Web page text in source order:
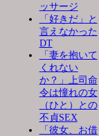
ッサージ
「好きだ」と
言えなかった
DT
「妻を抱いて
くれない
か？」上司命
令は憧れの女
（ひと）との
不貞SEX
「彼女、お借